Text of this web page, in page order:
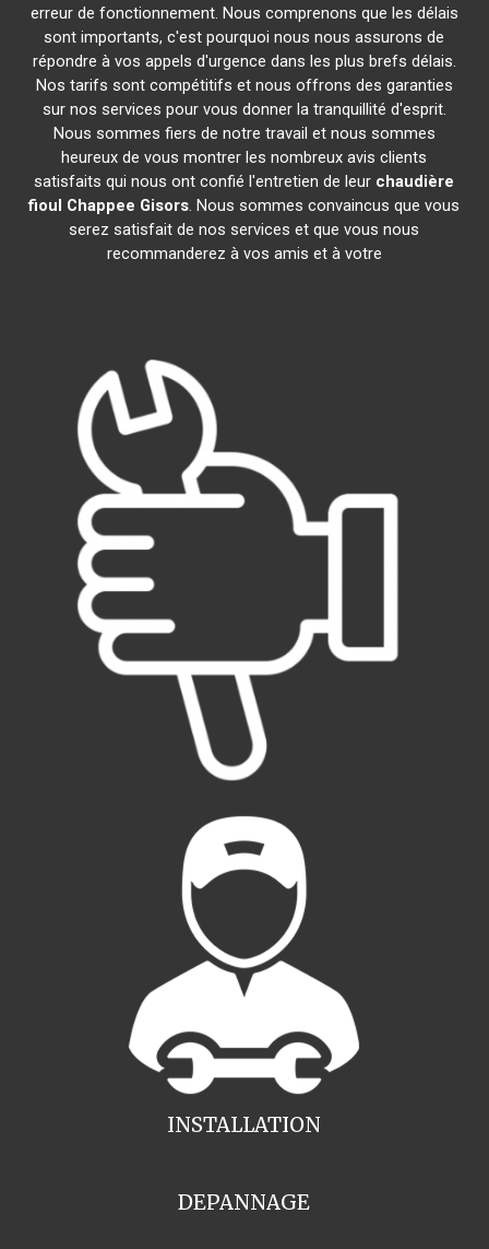
erreur de fonctionnement. Nous comprenons que les délais
sont importants, c'est pourquoi nous nous assurons de
répondre à vos appels d'urgence dans les plus brefs délais.
Nos tarifs sont compétitifs et nous offrons des garanties
sur nos services pour vous donner la tranquillité d'esprit.
Nous sommes fiers de notre travail et nous sommes
heureux de vous montrer les nombreux avis clients
satisfaits qui nous ont confié l'entretien de leur chaudière
fioul Chappee Gisors. Nous sommes convaincus que vous
serez satisfait de nos services et que vous nous
recommanderez à vos amis et à votre
INSTALLATION
DEPANNAGE